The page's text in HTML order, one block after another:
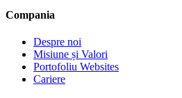
Compania
Despre noi
Misiune și Valori
Portofoliu Websites
Cariere